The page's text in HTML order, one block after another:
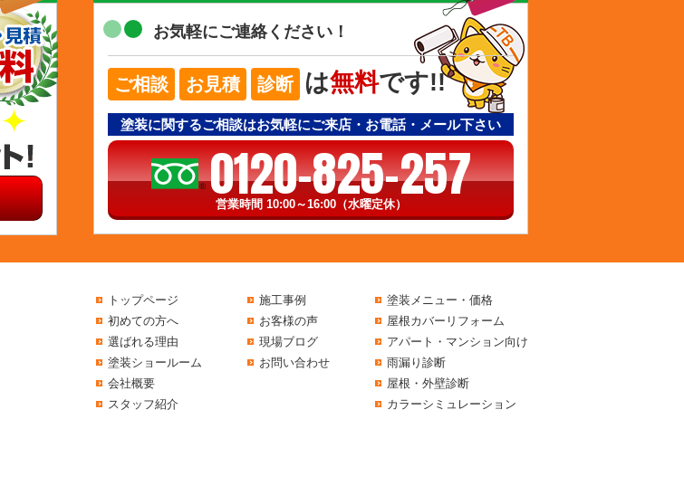
お気軽にご連絡ください！
ご相談 お見積 診断 は無料です!!
塗装に関するご相談はお気軽にご来店・お電話・メール下さい
0120-825-257
営業時間 10:00～16:00（水曜定休）
トップページ
初めての方へ
選ばれる理由
塗装ショールーム
会社概要
スタッフ紹介
施工事例
お客様の声
現場ブログ
お問い合わせ
塗装メニュー・価格
屋根カバーリフォーム
アパート・マンション向け
雨漏り診断
屋根・外壁診断
カラーシミュレーション